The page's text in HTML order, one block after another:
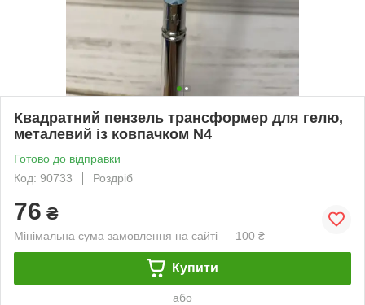
Квадратний пензель трансформер для гелю,
металевий із ковпачком N4
Готово до відправки
Код: 90733
Роздріб
76 ₴
Мінімальна сума замовлення на сайті — 100 ₴
Купити
або